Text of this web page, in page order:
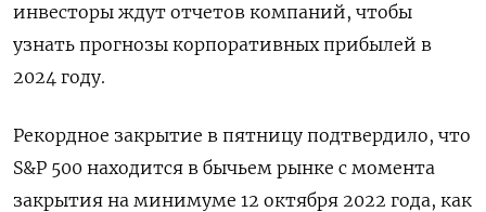
инвесторы ждут отчетов компаний, чтобы
узнать прогнозы корпоративных прибылей в
2024 году.
Рекордное закрытие в пятницу подтвердило, что
S&P 500 находится в бычьем рынке с момента
закрытия на минимуме 12 октября 2022 года, как